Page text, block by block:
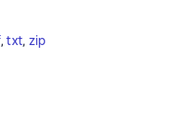
, txt, zip